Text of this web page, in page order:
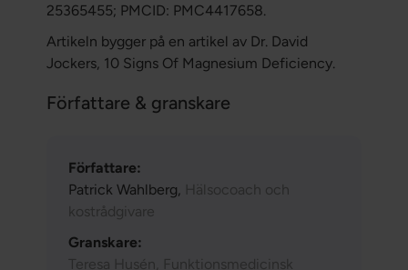
25365455; PMCID: PMC4417658.
Artikeln bygger på en artikel av Dr. David
Jockers, 10 Signs Of Magnesium Deficiency.
Författare & granskare
Författare:
Patrick Wahlberg, Hälsocoach och
kostrådgivare
Granskare:
Teresa Husén, Funktionsmedicinsk